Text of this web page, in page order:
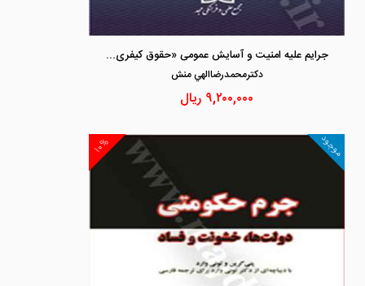
جرایم علیه امنیت و آسایش عمومی «حقوق کیفری اختصاصی 2»
دكترمحمدرضاالهي منش
۹,۲۰۰,۰۰۰ ریال
۱۰% موجود